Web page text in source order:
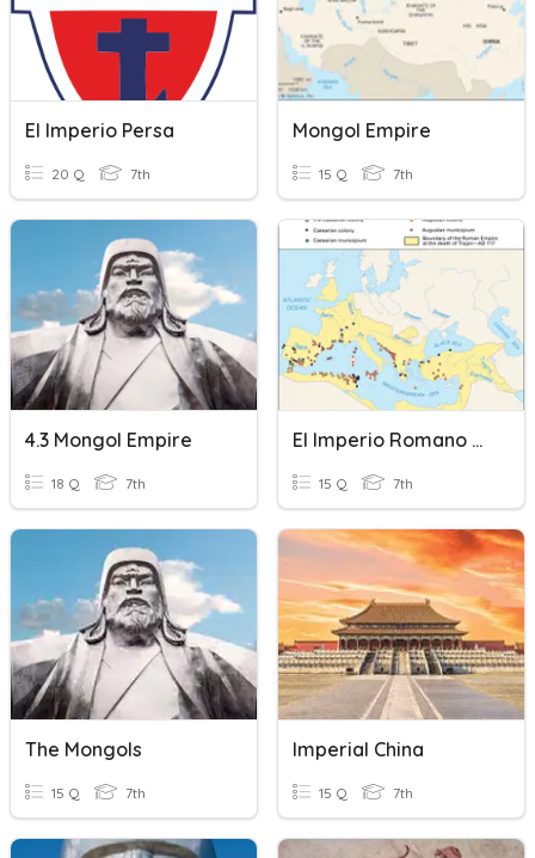
El Imperio Persa
20 Q 7th
Mongol Empire
15 Q 7th
4.3 Mongol Empire
18 Q 7th
El Imperio Romano SP 7th Grade
15 Q 7th
The Mongols
15 Q 7th
Imperial China
15 Q 7th